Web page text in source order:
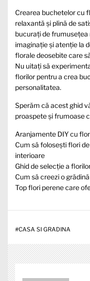
Crearea buchetelor cu
relaxantă și plină de
bucurați de frumusețea
imaginație și atenție la
florale deosebite care
Nu uitați să
florilor pentru a crea
personalitatea.
Sperăm că acest ghid
proaspete și frumoase
Aranjamente DIY cu
Cum să folosești flori
interioare
Ghid de selecție a
Cum să creezi o
Top flori perene care
#CASA SI GRADINA